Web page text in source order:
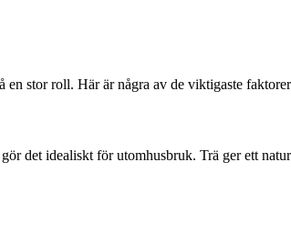
stor roll. Här är några av de viktigaste
det idealiskt för utomhusbruk. Trä ger ett